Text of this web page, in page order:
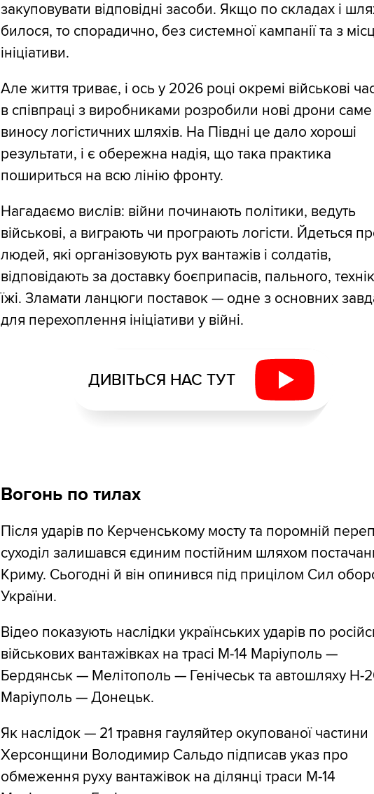
закуповувати відповідні засоби. Якщо по складах і
билося, то спорадично, без системної кампанії та з
ініціативи.
Але життя триває, і ось у 2026 році окремі військові
в співпраці з виробниками розробили нові дрони
виносу логістичних шляхів. На Півдні це дало хороші
результати, і є обережна надія, що така практика
пошириться на всю лінію фронту.
Нагадаємо вислів: війни починають політики, ведуть
військові, а виграють чи програють логісти. Йдеться
людей, які організовують рух вантажів і солдатів,
відповідають за доставку боєприпасів, пального,
їжі. Зламати ланцюги поставок — одне з основних
для перехоплення ініціативи у війні.
ДИВІТЬСЯ НАС ТУТ
Вогонь по тилах
Після ударів по Керченському мосту та поромній
суходіл залишався єдиним постійним шляхом
Криму. Сьогодні й він опинився під прицілом Сил
України.
Відео показують наслідки українських ударів по
військових вантажівках на трасі М-14 Маріуполь —
Бердянськ — Мелітополь — Генічеськ та автошляху Н-
Маріуполь — Донецьк.
Як наслідок — 21 травня гауляйтер окупованої частини
Херсонщини Володимир Сальдо підписав указ про
обмеження руху вантажівок на ділянці траси М-14